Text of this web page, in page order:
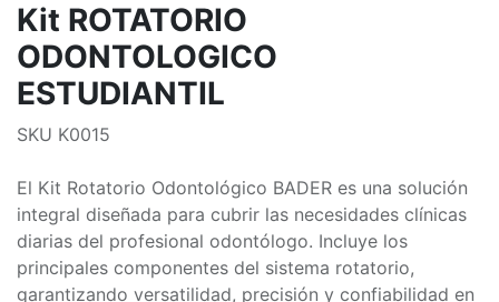
Kit ROTATORIO
ODONTOLOGICO
ESTUDIANTIL
SKU K0015
El Kit Rotatorio Odontológico BADER es una solución
integral diseñada para cubrir las necesidades clínicas
diarias del profesional odontólogo. Incluye los
principales componentes del sistema rotatorio,
garantizando versatilidad, precisión y confiabilidad en